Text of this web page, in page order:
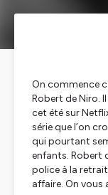
On commence
Robert de Niro.
cet été sur
série que l’on
qui pourtant
enfants. Robert
police à la
affaire. On vous